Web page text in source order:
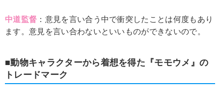
中道監督 ：意見を言い合う中で衝突したことは何度もあり
ます。意見を言い合わないといいものができないので。
■動物キャラクターから着想を得た『モモウメ』の
トレードマーク